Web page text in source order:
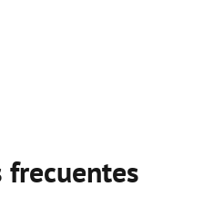
frecuentes